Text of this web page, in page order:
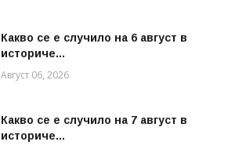
Какво се е случило на 6 август в
историче...
Август 06, 2026
Какво се е случило на 7 август в
историче...